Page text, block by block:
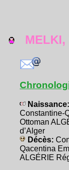
MELKI,
Naissance:
Constantine-
Ottoman
d’Alger
Décès:
Qacentina
ALGÉRIE